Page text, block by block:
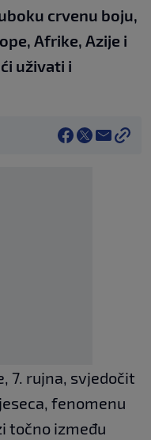
crvenu boju,
Afrike, Azije i
uživati i
7. rujna, svjedočit
fenomenu
točno između